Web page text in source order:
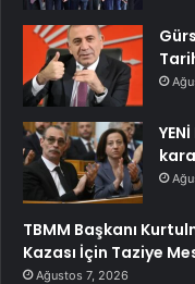
TBMM Başkanı
Kazası İçin Taziye
Ağustos 7, 2026